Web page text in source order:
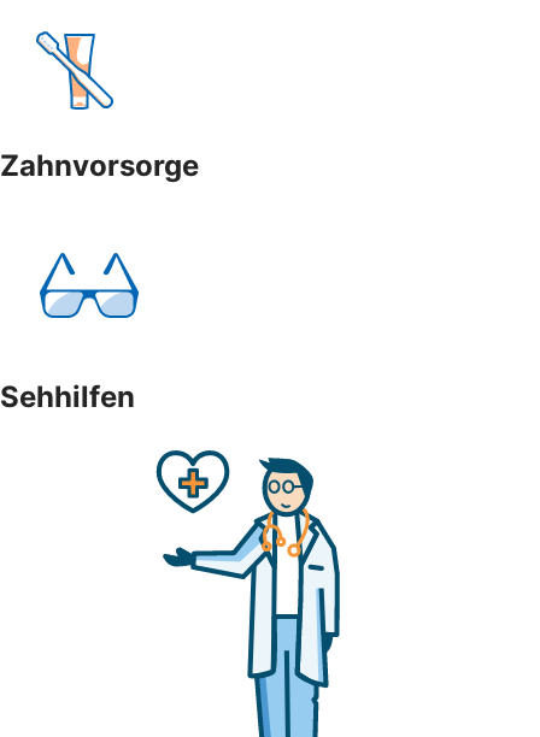
Zahnvorsorge
Sehhilfen